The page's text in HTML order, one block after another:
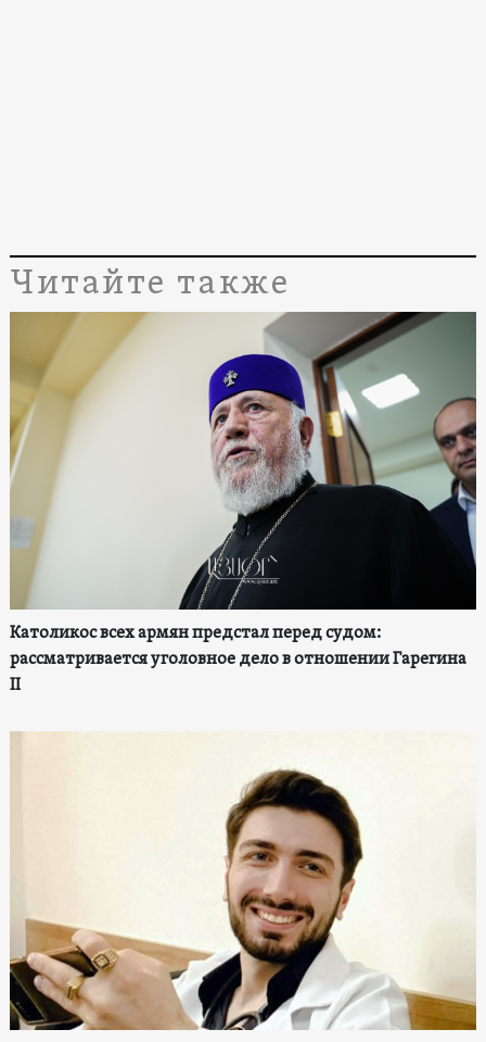
Читайте также
Католикос всех армян предстал перед судом:
рассматривается уголовное дело в отношении Гарегина
II